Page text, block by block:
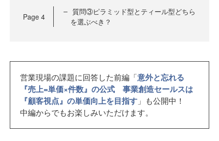
Page 4
質問③ピラミッド型とティール型どちら
を選ぶべき？
営業現場の課題に回答した前編「意外と忘れる
『売上=単価×件数』の公式 事業創造セールスは
『顧客視点』の単価向上を目指す 」も公開中！
中編からでもお楽しみいただけます。